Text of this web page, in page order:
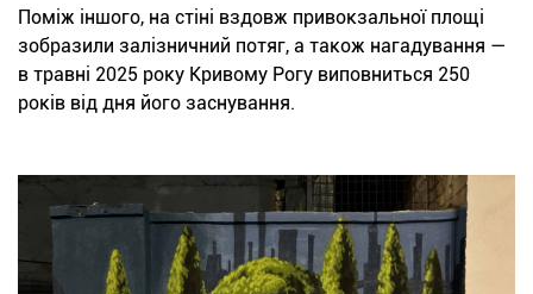
Поміж іншого, на стіні вздовж привокзальної площі
зобразили залізничний потяг, а також нагадування —
в травні 2025 року Кривому Рогу виповниться 250
років від дня його заснування.